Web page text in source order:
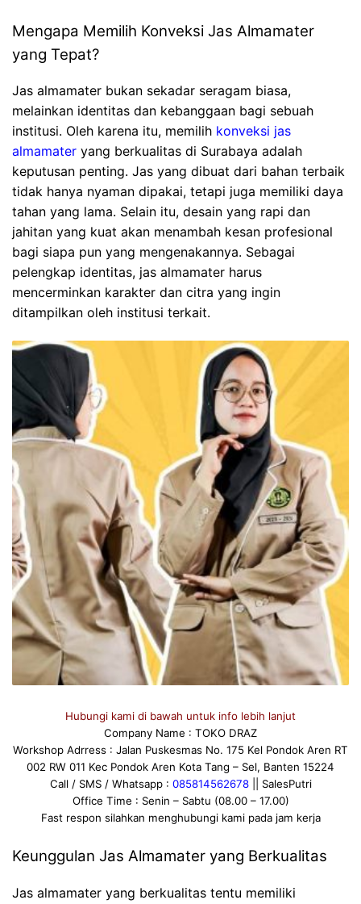
Mengapa Memilih Konveksi Jas Almamater
yang Tepat?
Jas almamater bukan sekadar seragam biasa,
melainkan identitas dan kebanggaan bagi sebuah
institusi. Oleh karena itu, memilih konveksi jas
almamater yang berkualitas di Surabaya adalah
keputusan penting. Jas yang dibuat dari bahan terbaik
tidak hanya nyaman dipakai, tetapi juga memiliki daya
tahan yang lama. Selain itu, desain yang rapi dan
jahitan yang kuat akan menambah kesan profesional
bagi siapa pun yang mengenakannya. Sebagai
pelengkap identitas, jas almamater harus
mencerminkan karakter dan citra yang ingin
ditampilkan oleh institusi terkait.
Hubungi kami di bawah untuk info lebih lanjut
Company Name : TOKO DRAZ
Workshop Adrress : Jalan Puskesmas No. 175 Kel Pondok Aren RT
002 RW 011 Kec Pondok Aren Kota Tang – Sel, Banten 15224
Call / SMS / Whatsapp : 085814562678|| SalesPutri
Office Time : Senin – Sabtu (08.00 – 17.00)
Fast respon silahkan menghubungi kami pada jam kerja
Keunggulan Jas Almamater yang Berkualitas
Jas almamater yang berkualitas tentu memiliki